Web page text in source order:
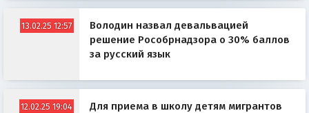
13.02.25 12:57
Володин назвал девальвацией
решение Рособрнадзора о 30% баллов
за русский язык
12.02.25 19:04
Для приема в школу детям мигрантов